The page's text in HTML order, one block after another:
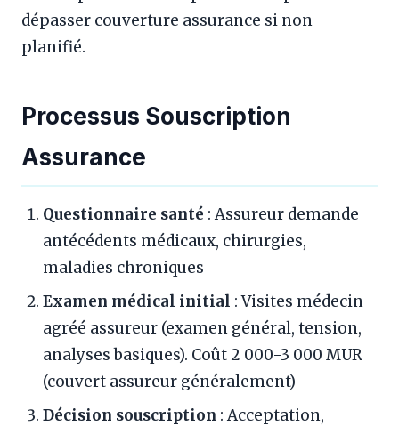
dépasser couverture assurance si non
planifié.
Processus Souscription
Assurance
Questionnaire santé : Assureur demande
antécédents médicaux, chirurgies,
maladies chroniques
Examen médical initial : Visites médecin
agréé assureur (examen général, tension,
analyses basiques). Coût 2 000-3 000 MUR
(couvert assureur généralement)
Décision souscription : Acceptation,